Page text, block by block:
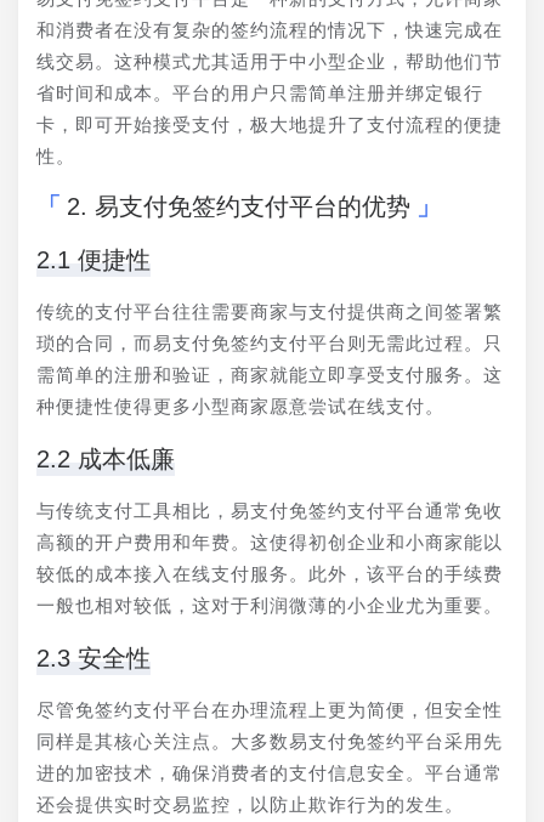
和消费者在没有复杂的签约流程的情况下，快速完成在
线交易。这种模式尤其适用于中小型企业，帮助他们节
省时间和成本。平台的用户只需简单注册并绑定银行
卡，即可开始接受支付，极大地提升了支付流程的便捷
性。
2. 易支付免签约支付平台的优势
2.1 便捷性
传统的支付平台往往需要商家与支付提供商之间签署繁
琐的合同，而易支付免签约支付平台则无需此过程。只
需简单的注册和验证，商家就能立即享受支付服务。这
种便捷性使得更多小型商家愿意尝试在线支付。
2.2 成本低廉
与传统支付工具相比，易支付免签约支付平台通常免收
高额的开户费用和年费。这使得初创企业和小商家能以
较低的成本接入在线支付服务。此外，该平台的手续费
一般也相对较低，这对于利润微薄的小企业尤为重要。
2.3 安全性
尽管免签约支付平台在办理流程上更为简便，但安全性
同样是其核心关注点。大多数易支付免签约平台采用先
进的加密技术，确保消费者的支付信息安全。平台通常
还会提供实时交易监控，以防止欺诈行为的发生。